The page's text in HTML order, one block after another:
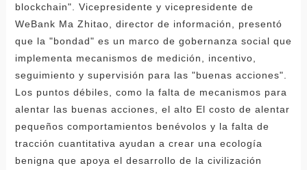
blockchain". Vicepresidente y vicepresidente de
WeBank Ma Zhitao, director de información, presentó
que la "bondad" es un marco de gobernanza social que
implementa mecanismos de medición, incentivo,
seguimiento y supervisión para las "buenas acciones".
Los puntos débiles, como la falta de mecanismos para
alentar las buenas acciones, el alto El costo de alentar
pequeños comportamientos benévolos y la falta de
tracción cuantitativa ayudan a crear una ecología
benigna que apoya el desarrollo de la civilización